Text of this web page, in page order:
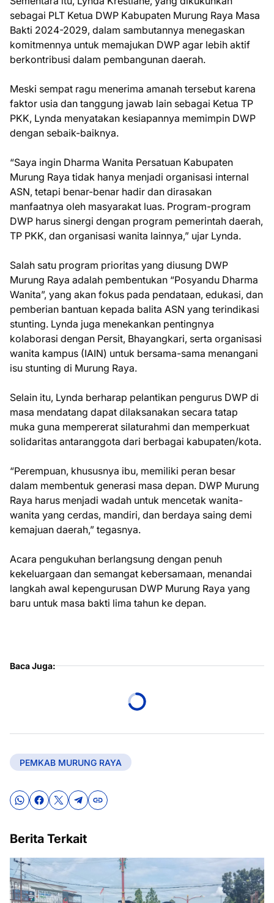
sebagai PLT Ketua DWP Kabupaten Murung Raya Masa
Bakti 2024-2029, dalam sambutannya menegaskan
komitmennya untuk memajukan DWP agar lebih aktif
berkontribusi dalam pembangunan daerah.
Meski sempat ragu menerima amanah tersebut karena
faktor usia dan tanggung jawab lain sebagai Ketua TP
PKK, Lynda menyatakan kesiapannya memimpin DWP
dengan sebaik-baiknya.
“Saya ingin Dharma Wanita Persatuan Kabupaten
Murung Raya tidak hanya menjadi organisasi internal
ASN, tetapi benar-benar hadir dan dirasakan
manfaatnya oleh masyarakat luas. Program-program
DWP harus sinergi dengan program pemerintah daerah,
TP PKK, dan organisasi wanita lainnya,” ujar Lynda.
Salah satu program prioritas yang diusung DWP
Murung Raya adalah pembentukan “Posyandu Dharma
Wanita”, yang akan fokus pada pendataan, edukasi, dan
pemberian bantuan kepada balita ASN yang terindikasi
stunting. Lynda juga menekankan pentingnya
kolaborasi dengan Persit, Bhayangkari, serta organisasi
wanita kampus (IAIN) untuk bersama-sama menangani
isu stunting di Murung Raya.
Selain itu, Lynda berharap pelantikan pengurus DWP di
masa mendatang dapat dilaksanakan secara tatap
muka guna mempererat silaturahmi dan memperkuat
solidaritas antaranggota dari berbagai kabupaten/kota.
“Perempuan, khususnya ibu, memiliki peran besar
dalam membentuk generasi masa depan. DWP Murung
Raya harus menjadi wadah untuk mencetak wanita-
wanita yang cerdas, mandiri, dan berdaya saing demi
kemajuan daerah,” tegasnya.
Acara pengukuhan berlangsung dengan penuh
kekeluargaan dan semangat kebersamaan, menandai
langkah awal kepengurusan DWP Murung Raya yang
baru untuk masa bakti lima tahun ke depan.
Baca Juga:
PEMKAB MURUNG RAYA
Berita Terkait